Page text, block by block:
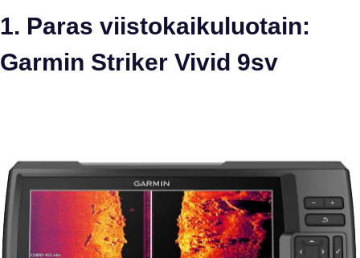
1. Paras viistokaikuluotain:
Garmin Striker Vivid 9sv